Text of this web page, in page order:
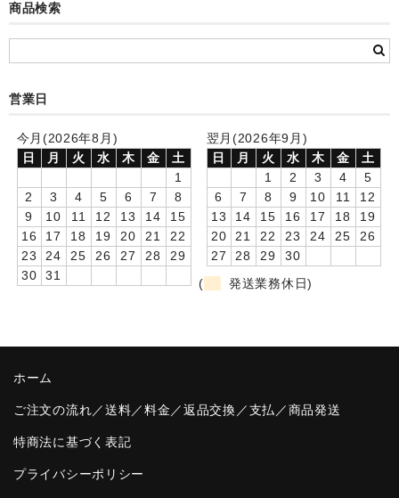
制服メモリー
園や先生への贈り物
卒業記念品
音声入りフォトフレームクロック(集合)
音声入りフォトフレームクロック(校歌)
ポケットウォッチ
商品検索
営業日
今月(2026年8月)
日
月 火 水 木 金
土
1
2
3 4 5 6 7
8
9
10 11 12 13 14
15
16
17 18 19 20 21
22
23
24 25 26 27 28
29
30
31
翌月(2026年9月)
日
月 火 水 木 金
土
1
2 3 4
5
6
7 8 9 10 11
12
13
14 15 16 17 18
19
20
21 22 23 24 25
26
27
28 29
30
(
発送業務休日)
ホーム
ご注文の流れ／送料／料金／返品交換／支払／商品発送
特商法に基づく表記
プライバシーポリシー